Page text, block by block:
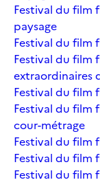
Festival du film
paysage
Festival du film
Festival du film
extraordinaires
Festival du film
Festival du film
cour-métrage
Festival du film
Festival du film
Festival du film